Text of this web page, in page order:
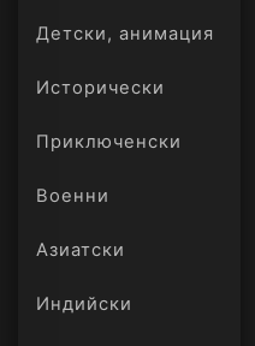
Детски, анимация
Исторически
Приключенски
Военни
Азиатски
Индийски